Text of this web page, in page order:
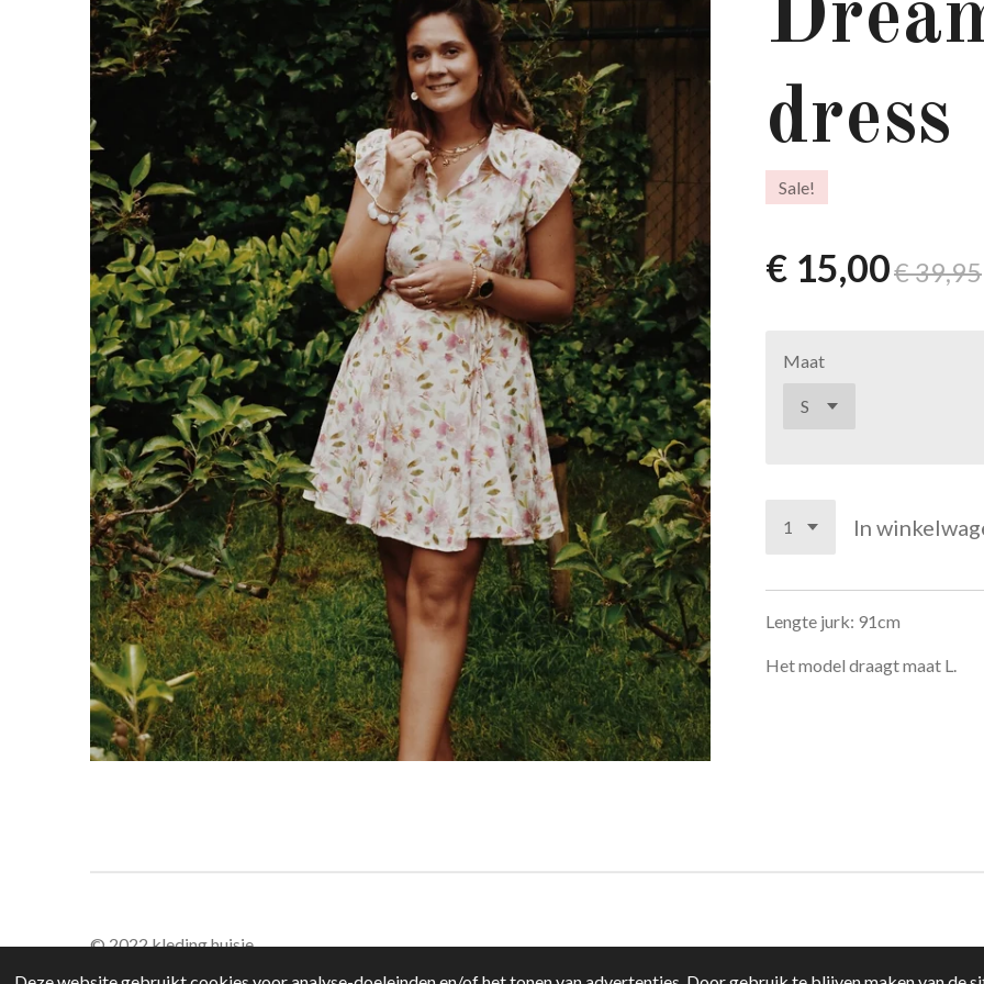
dress
Sale!
€ 15,00€ 39,95
Maat
In
Lengte jurk: 91cm
Het model draagt maat L.
© 2022 kleding huisje